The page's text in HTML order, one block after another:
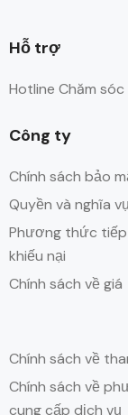
Hỗ trợ
Hotline Chăm
Công ty
Chính sách bảo
Quyền và nghĩa
Phương thức tiếp
khiếu nại
Chính sách về giá
Chính sách về
Chính sách về
cung cấp dịch vụ